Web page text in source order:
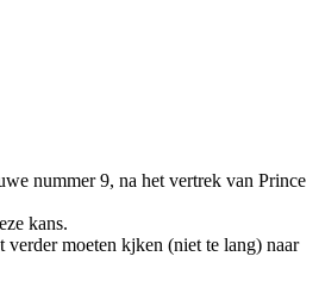
nummer 9, na het vertrek van Prince
kans.
moeten kjken (niet te lang) naar